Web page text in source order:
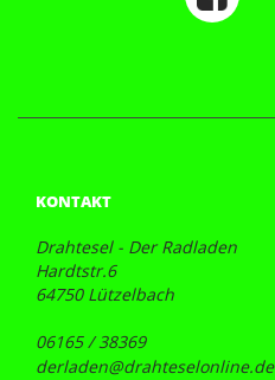
KONTAKT
Drahtesel - Der Radladen
Hardtstr.6
64750 Lützelbach
06165 / 38369
derladen@drahteselonline.de